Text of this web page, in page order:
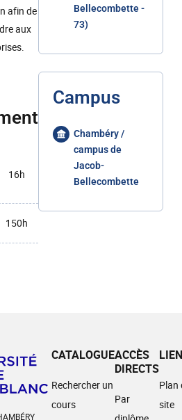
afin de
aux
16h
150h
Bellecombette -
73)
Campus
Chambéry /
campus de
Jacob-
Bellecombette
CATALOGUE
Rechercher un
cours
ACCÈS
DIRECTS
Par
Plan
site